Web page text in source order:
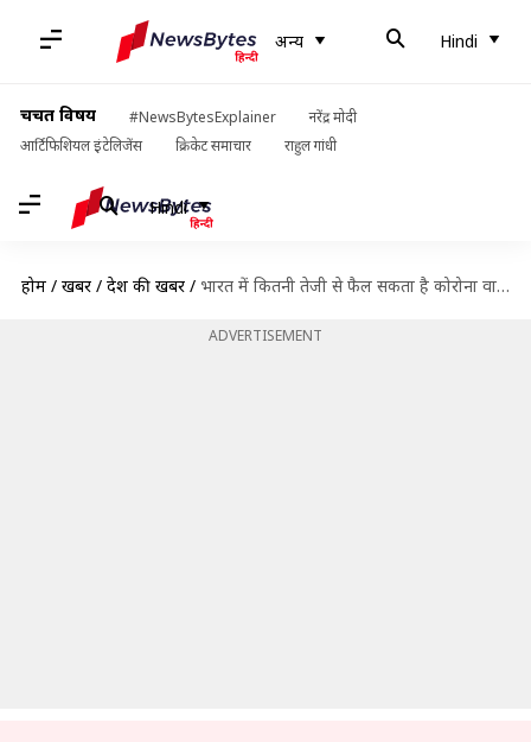
अन्य Hindi
चर्चित विषय #NewsBytesExplainer
नरेंद्र मोदी
आर्टिफिशियल इंटेलिजेंस
क्रिकेट समाचार राहुल गांधी
Hindi
होम / खबरें / देश की खबरें / भारत में कितनी तेजी से फैल सकता है कोरोना वायरस? ये है सरकार का अनुमान
ADVERTISEMENT